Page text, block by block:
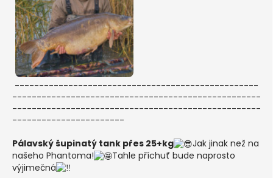
--------------------------------------------------
---------------------------------------------------
---------------------------------------------------
-----------------------
Pálavský šupinatý tank přes 25+kg
Jak jinak než na
našeho Phantoma!
Tahle příchuť bude naprosto
výjimečná